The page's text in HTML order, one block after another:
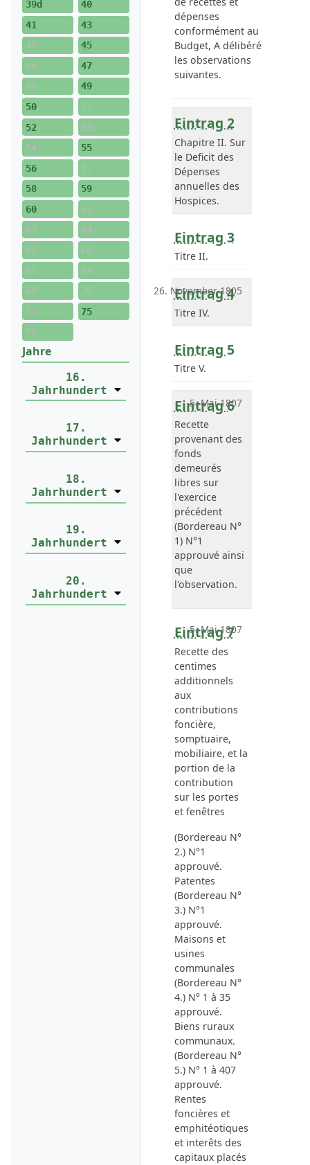
39d
40
41
43
44
45
46
47
48
49
50
51
52
53
54
55
56
57
58
59
60
61
63
64
65
66
67
68
69
70
71
75
76
Jahre
16.
Jahrhundert
17.
Jahrhundert
18.
Jahrhundert
19.
Jahrhundert
20.
Jahrhundert
dépenses
conformément au
Budget, A délibéré
les observations
suivantes.
Eintrag 2
Chapitre II. Sur
le Deficit des
Dépenses
annuelles des
Hospices.
Eintrag 3
Titre II.
Eintrag 4
26. November 1805
Titre IV.
Eintrag 5
Titre V.
Eintrag 6
5. Mai 1807
Recette
provenant des
fonds
demeurés
libres sur
l'exercice
précédent
(Bordereau N°
1) N°1
approuvé ainsi
que
l'observation.
Eintrag 7
5. Mai 1807
Recette des
centimes
additionnels
aux
contributions
foncière,
somptuaire,
mobiliaire, et la
portion de la
contribution
sur les portes
et fenêtres
(Bordereau N°
2.) N°1
approuvé.
Patentes
(Bordereau N°
3.) N°1
approuvé.
Maisons et
usines
communales
(Bordereau N°
4.) N° 1 à 35
approuvé.
Biens ruraux
communaux.
(Bordereau N°
5.) N° 1 à 407
approuvé.
Rentes
foncières et
emphitéotiques
et interêts des
capitaux placés